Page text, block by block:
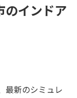
のインドア
最新のシミュレ